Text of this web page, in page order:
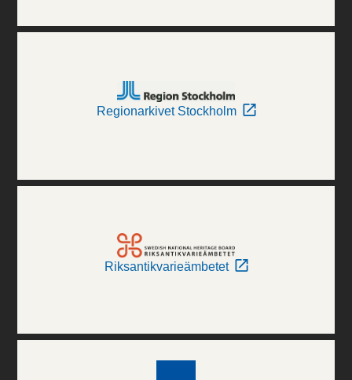
Regionarkivet Stockholm
Riksantikvarieämbetet